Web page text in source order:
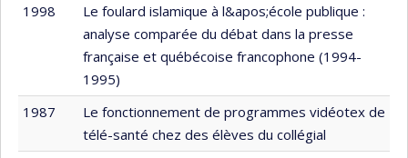
1998
Le foulard islamique à l&apos;école publique :
analyse comparée du débat dans la presse
française et québécoise francophone (1994-
1995)
1987
Le fonctionnement de programmes vidéotex de
télé-santé chez des élèves du collégial